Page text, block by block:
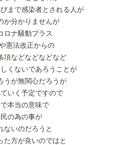
まで感染者とされる人が
か分かりませんが
ロナ騒動プラス
憲法改正からの
項などなどなどなど
くないであろうことが
うが無関心だろうが
いく予定ですので
本当の意味で
民の為の事が
ないのだろうと
た方が良いのではと